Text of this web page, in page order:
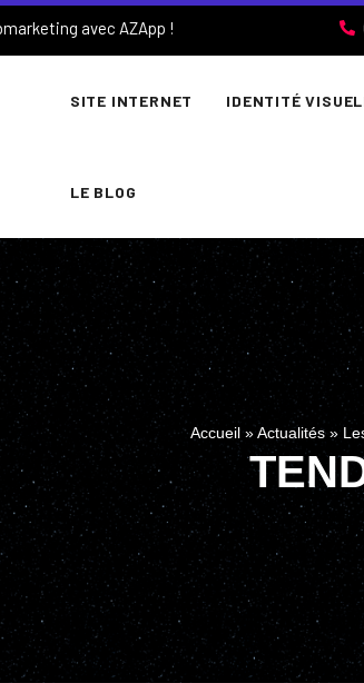
avec AZApp !
SITE INTERNET IDENTITÉ
LE BLOG
Accueil » Actualités»